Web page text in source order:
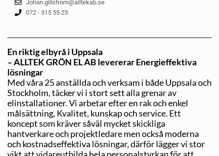
Johan.gillstrom@alltekab.se
072 - 315 55 25
En riktig elbyrå i Uppsala
– ALLTEK GRÖN EL AB levererar Energ­ieffektiva
lösningar
Med våra 25 anställda och verksam i både Uppsala och
Stockholm, täcker vi i stort sett alla grenar av
elinstallationer. Vi arbetar efter en rak och enkel
målsättning, Kvalitet, kunskap och service. Ett
koncept som kräver såväl mycket skickliga
hantverkare och projektledare men också moderna
och kostnadseffektiva lösningar, därför lägger vi stor